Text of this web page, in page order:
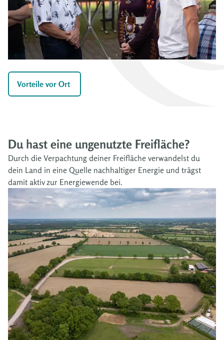
Vorteile vor Ort
Du hast eine ungenutzte Freifläche?
Durch die Verpachtung deiner Freifläche verwandelst du
dein Land in eine Quelle nachhaltiger Energie und trägst
damit aktiv zur Energiewende bei.